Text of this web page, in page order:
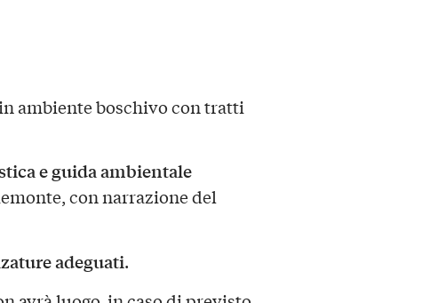
ambiente boschivo con tratti
e guida ambientale
con narrazione del
adeguati.